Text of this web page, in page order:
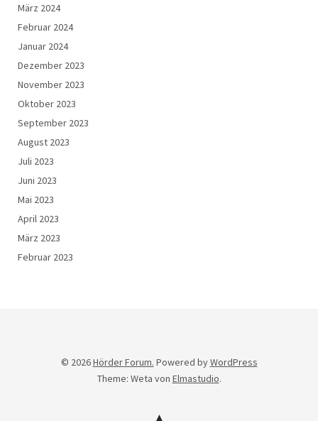
März 2024
Februar 2024
Januar 2024
Dezember 2023
November 2023
Oktober 2023
September 2023
August 2023
Juli 2023
Juni 2023
Mai 2023
April 2023
März 2023
Februar 2023
© 2026Hörder Forum. Powered byWordPress
Theme: Weta von Elmastudio.